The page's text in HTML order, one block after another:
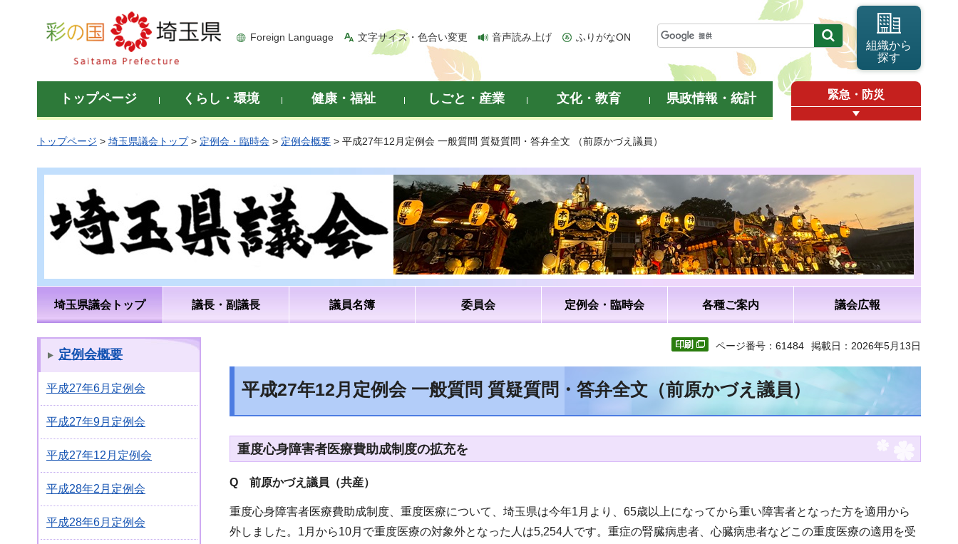
彩の国 埼玉県
Foreign Language 文字サイズ・色合い変更 音声読み上げ ふりがなON
組織から
探す
トップページ くらし・環境 健康・福祉 しごと・産業 文化・教育 県政情報・統計 緊急・防災
トップページ > 埼玉県議会トップ> 定例会・臨時会 > 定例会概要 > 平成27年12月定例会 一般質問 質疑質問・答弁全文 （前原かづえ議員）
埼玉県議会トップ 議長・副議長 議員名簿 委員会 定例会・臨時会 各種ご案内 議会広報
定例会概要
平成27年6月定例会
平成27年9月定例会
平成27年12月定例会
平成28年2月定例会
平成28年6月定例会
ページ番号：61484 掲載日：2026年5月13日
平成27年12月定例会 一般質問 質疑質問・答弁全文（前原かづえ議員）
重度心身障害者医療費助成制度の拡充を
Q 前原かづえ議員（共産）
重度心身障害者医療費助成制度、重度医療について、埼玉県は今年1月より、65歳以上になってから重い障害者となった方を適用から
外しました。1月から10月で重度医療の対象外となった人は5,254人です。重症の腎臓病患者、心臓病患者などこの重度医療の適用を受